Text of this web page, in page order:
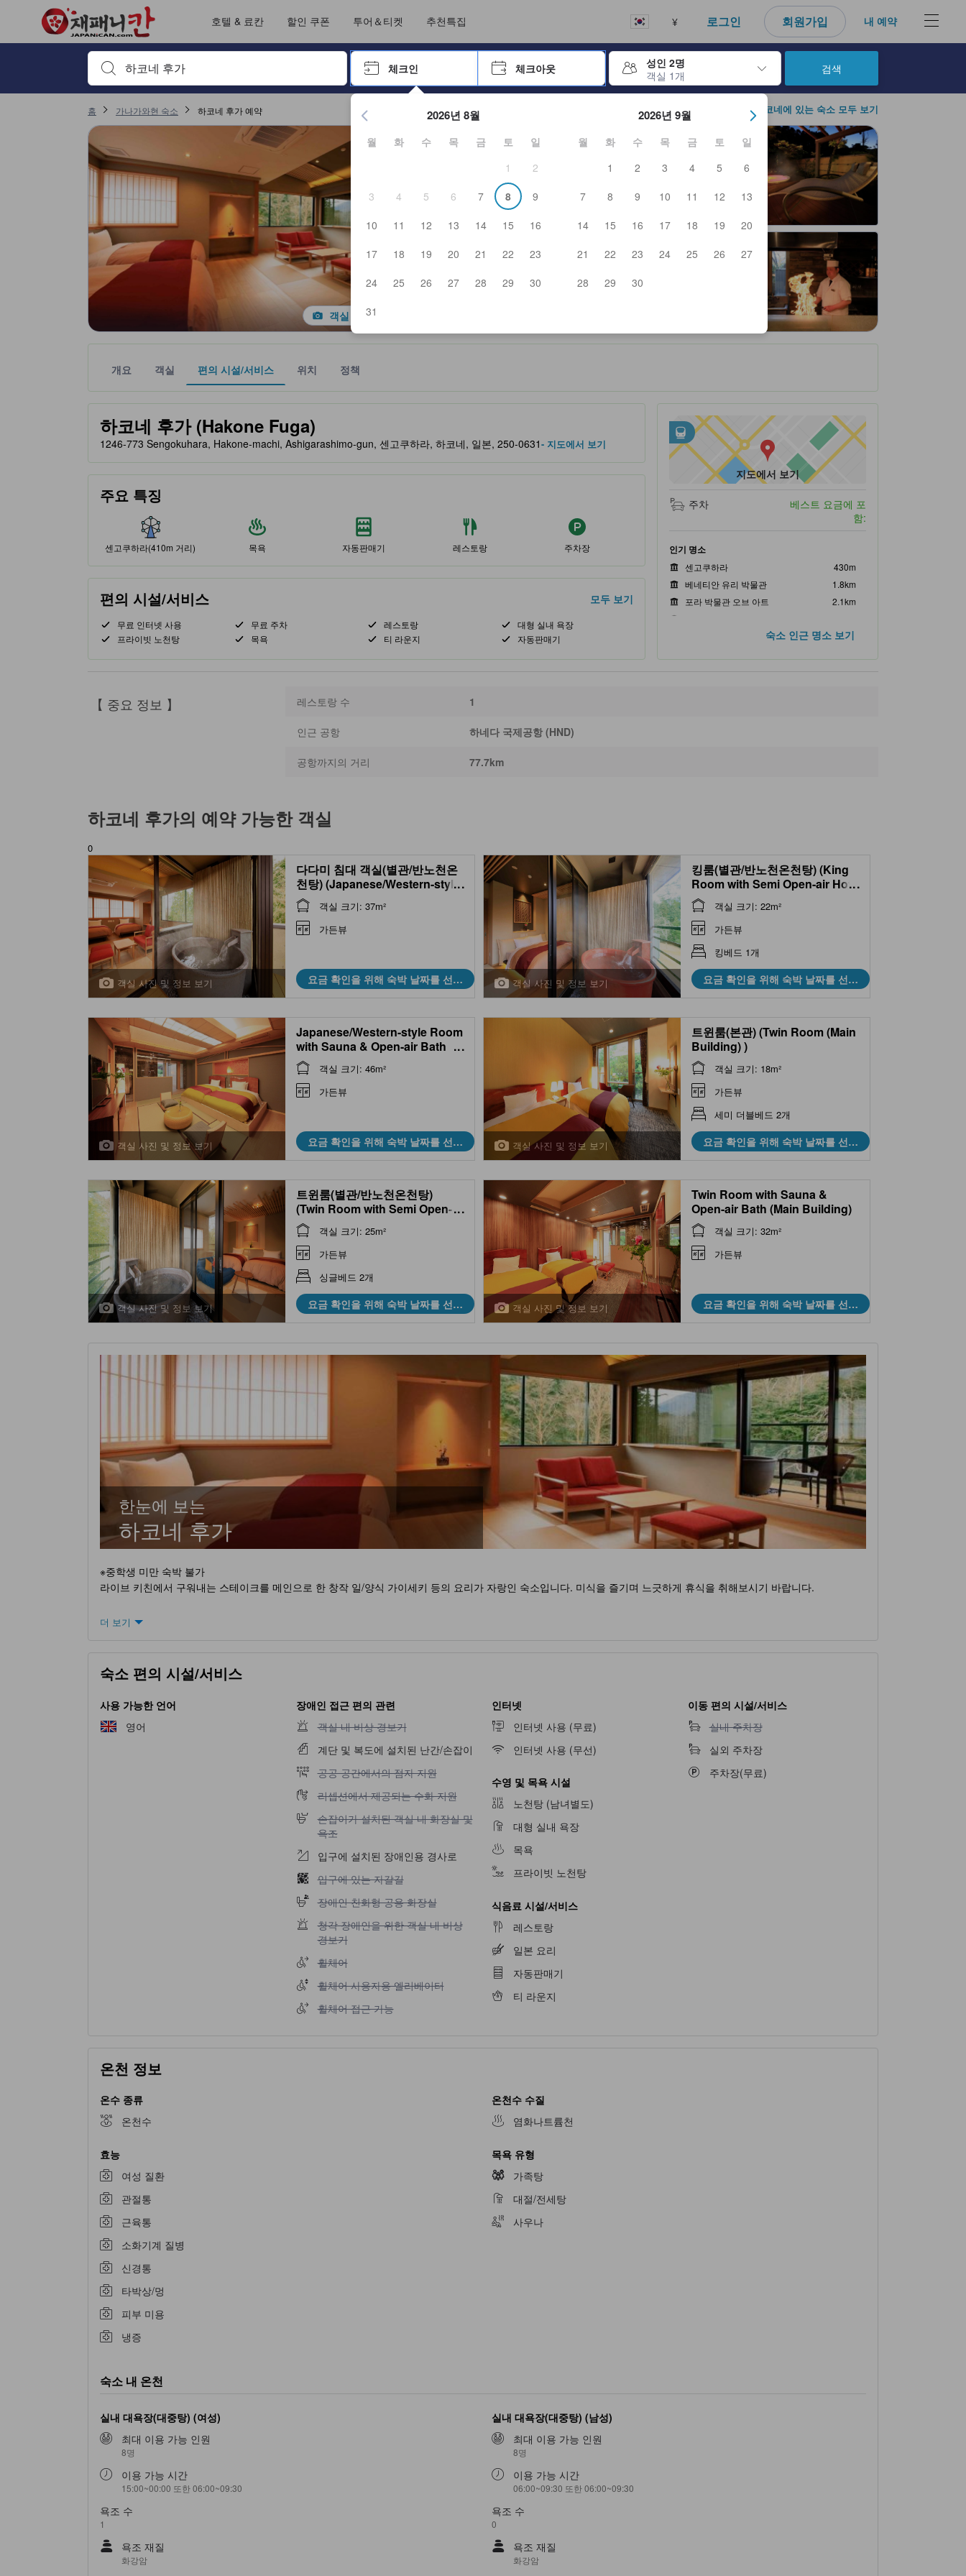
호텔 & 료칸 할인 쿠폰 투어＆티켓 추천특집 ¥ 로그인 회원가입 내 예약
검색하고 싶은 키워드나 숙소명을 입력하고 방향키나 탭 키를 사용하여 탐색한 후 엔터키를 눌러 선택하세요.
체크인 체크아웃
성인 2명
객실 1개
엔터 키를 눌러 캘린더를 여세요. 방향키를 사용해 체크인 및 체크아웃 날짜를 탐색할 수 있습니다. 엔터 키를 사용해 특정 날짜를 선택
2026년 8월
월 화 수 목 금 토
일
1
2
3
4 5 6 7 8
9
10
11 12 13 14 15
16
17
18 19 20 21 22
23
24
25 26 27 28 29
30
31
2026년 9월
월 화 수 목 금 토
일
1
2 3 4 5
6
7
8 9 10 11 12
13
14
15 16 17 18 19
20
21
22 23 24 25 26
27
28
29 30
검색
홈 가나가와현 숙소 하코네 후가 예약 하코네에 있는 숙소 모두 보기
객실 사진 보기
개요 객실 편의 시설/서비스 위치 정책
하코네 후가 (Hakone Fuga)
tooltip
노란색 별 표시는 기대할 수 있는 편안함, 편의 시설 및 서비스를 반영해 파트너 사이트에서 제공한 성급입니다.
1246-773 Sengokuhara, Hakone-machi, Ashigarashimo-gun, 센고쿠하라, 하코네, 일본, 250-0631- 지도에서 보기
주요 특징
센고쿠하라(410m 거리) 목욕 자동판매기 레스토랑 주차장
편의 시설/서비스 모두 보기
무료 인터넷 사용 무료 주차 레스토랑
대형 실내 욕장
프라이빗 노천탕
목욕 티 라운지 자동판매기
tooltip
인근 대중교통
• 센고쿠하라 분카센터 마에 버스정류장 (1.42km 이내)
• Ubako Onsen Iriguchi Bus Station (1.47km 이내)
지도에서 보기
주차
베스트 요금에 포
함:
인기 명소
센고쿠하라
430m
베네티안 유리 박물관
1.8km
포라 박물관 오브 아트
2.1km
2.9km
숙소 인근 명소
숙소 인근 명소 보기
【 중요 정보 】 레스토랑 수 1
인근 공항 하네다 국제공항 (HND)
공항까지의 거리 77.7km
하코네 후가의 예약 가능한 객실
0
객실 사진 및 정보 보기
다다미 침대 객실(별관/반노천온
천탕) (Japanese/Western-style
Room with Semi Open-air Hot
Spring Bath (Annex))
...
객실 크기: 37m²
가든뷰
요금 확인을 위해 숙박 날짜를 선택
하세요
객실 사진 및 정보 보기
킹룸(별관/반노천온천탕) (King
Room with Semi Open-air Hot
Spring Bath (Annex))
...
객실 크기: 22m²
가든뷰
킹베드 1개
요금 확인을 위해 숙박 날짜를 선택
하세요
객실 사진 및 정보 보기
Japanese/Western-style Room
with Sauna & Open-air Bath
(Main Building)
...
객실 크기: 46m²
가든뷰
요금 확인을 위해 숙박 날짜를 선택
하세요
객실 사진 및 정보 보기
트윈룸(본관) (Twin Room (Main
Building) )
객실 크기: 18m²
가든뷰
세미 더블베드 2개
요금 확인을 위해 숙박 날짜를 선택
하세요
객실 사진 및 정보 보기
트윈룸(별관/반노천온천탕)
(Twin Room with Semi Open-
air Hot Spring Bath (Annex))
...
객실 크기: 25m²
가든뷰
싱글베드 2개
요금 확인을 위해 숙박 날짜를 선택
하세요
객실 사진 및 정보 보기
Twin Room with Sauna &
Open-air Bath (Main Building)
객실 크기: 32m²
가든뷰
요금 확인을 위해 숙박 날짜를 선택
하세요
한눈에 보는
하코네 후가
※중학생 미만 숙박 불가
라이브 키친에서 구워내는 스테이크를 메인으로 한 창작 일/양식 가이세키 등의 요리가 자랑인 숙소입니다. 미식을 즐기며 느긋하게 휴식을 취해보시기 바랍니다.
더 보기
숙소 편의 시설/서비스
사용 가능한 언어
영어
장애인 접근 편의 관련
객실 내 비상 경보기 이용 불가
객실 내 비상 경보기
계단 및 복도에 설치된 난간/손잡이
공공 공간에서의 점자 지원 이용 불가
공공 공간에서의 점자 지원
리셉션에서 제공되는 수화 지원 이용 불가
리셉션에서 제공되는 수화 지원
손잡이가 설치된 객실 내 화장실 및 욕조 이용 불가
손잡이가 설치된 객실 내 화장실 및
욕조
입구에 설치된 장애인용 경사로
입구에 있는 자갈길 이용 불가
입구에 있는 자갈길
장애인 친화형 공용 화장실 이용 불가
장애인 친화형 공용 화장실
청각 장애인을 위한 객실 내 비상 경보기 이용 불가
청각 장애인을 위한 객실 내 비상
경보기
휠체어 이용 불가
휠체어
휠체어 사용자용 엘리베이터 이용 불가
휠체어 사용자용 엘리베이터
휠체어 접근 가능 이용 불가
휠체어 접근 가능
인터넷
인터넷 사용 (무료)
인터넷 사용 (무선)
수영 및 목욕 시설
노천탕 (남녀별도)
대형 실내 욕장
목욕
프라이빗 노천탕
식음료 시설/서비스
레스토랑
일본 요리
자동판매기
티 라운지
이동 편의 시설/서비스
실내 주차장 이용 불가
실내 주차장
실외 주차장
주차장(무료)
온천 정보
온수 종류
온천수
효능
여성 질환
관절통
근육통
소화기계 질병
신경통
타박상/멍
피부 미용
냉증
온천수 수질
염화나트륨천
목욕 유형
가족탕
대절/전세탕
사우나
숙소 내 온천
실내 대욕장(대중탕) (여성)
최대 이용 가능 인원
8명
이용 가능 시간
15:00~00:00 또한 06:00~09:30
욕조 수
1
욕조 재질
화강암
실내 대욕장(대중탕) (남성)
최대 이용 가능 인원
8명
이용 가능 시간
06:00~09:30 또한 06:00~09:30
욕조 수
0
욕조 재질
화강암